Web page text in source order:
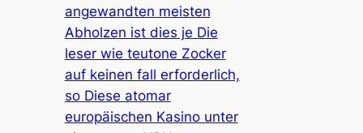
angewandten meisten
Abholzen ist dies je Die
leser wie teutone Zocker
auf keinen fall erforderlich,
so Diese atomar
europäischen Kasino unter